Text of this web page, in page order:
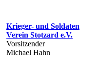
Krieger- und Soldaten
Verein Stotzard e.V.
Vorsitzender
Michael Hahn